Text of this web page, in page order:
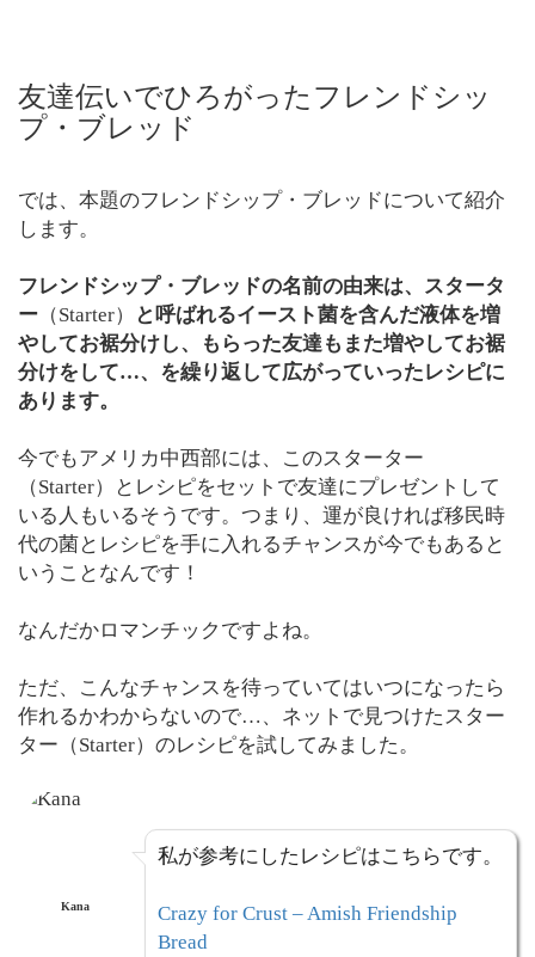
友達伝いでひろがったフレンドシッ
プ・ブレッド
では、本題のフレンドシップ・ブレッドについて紹介
します。
フレンドシップ・ブレッドの名前の由来は、スタータ
ー （Starter）
と呼ばれるイースト菌を含んだ液体を増
やしてお裾分けし、もらった友達もまた増やしてお裾
分けをして…、を繰り返して広がっていったレシピに
あります。
今でもアメリカ中西部には、このスターター
（Starter）とレシピをセットで友達にプレゼントして
いる人もいるそうです。つまり、運が良ければ移民時
代の菌とレシピを手に入れるチャンスが今でもあると
いうことなんです！
なんだかロマンチックですよね。
ただ、こんなチャンスを待っていてはいつになったら
作れるかわからないので…、ネットで見つけたスター
ター（Starter）のレシピを試してみました。
Kana
私が参考にしたレシピはこちらです。
Crazy for Crust – Amish Friendship
Bread